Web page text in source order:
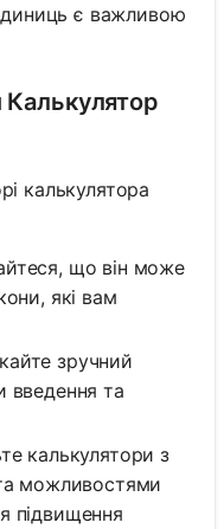
є важливою
калькулятора
що він може
які вам
зручний
введення та
калькулятори з
та можливостями
підвищення